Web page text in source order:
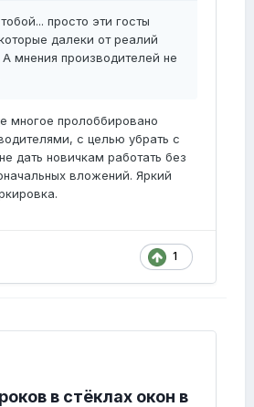
просто эти госты
далеки от реалий
мнения производителей не
многое пролоббировано
с целью убрать с
дать новичкам работать без
вложений. Яркий
1
в стёклах окон в